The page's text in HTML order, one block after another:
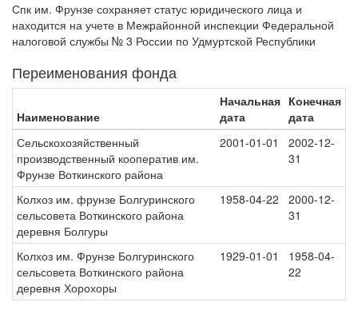
Спк им. Фрунзе сохраняет статус юридического лица и
находится на учете в Межрайонной инспекции Федеральной
налоговой службы № 3 России по Удмуртской Республики
Переименования фонда
Наименование
Начальная
дата
Конечная
дата
Сельскохозяйственный
производственный кооператив им.
Фрунзе Воткинского района
2001-01-01
2002-12-
31
Колхоз им. фрунзе Болгуринского
сельсовета Воткинского района
деревня Болгуры
1958-04-22
2000-12-
31
Колхоз им. Фрунзе Болгуринского
сельсовета Воткинского района
деревня Хорохоры
1929-01-01
1958-04-
22